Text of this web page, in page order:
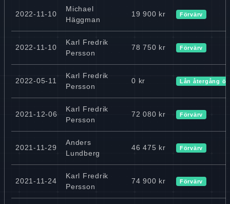
2022-11-10
Michael
Häggman
19 900 kr Förvärv
2022-11-10
Karl Fredrik
Persson
78 750 kr Förvärv
2022-05-11
Karl Fredrik
Persson
0 kr Lån återgång
2021-12-06
Karl Fredrik
Persson
72 080 kr Förvärv
2021-11-29
Anders
Lundberg
46 475 kr Förvärv
2021-11-24
Karl Fredrik
Persson
74 900 kr Förvärv